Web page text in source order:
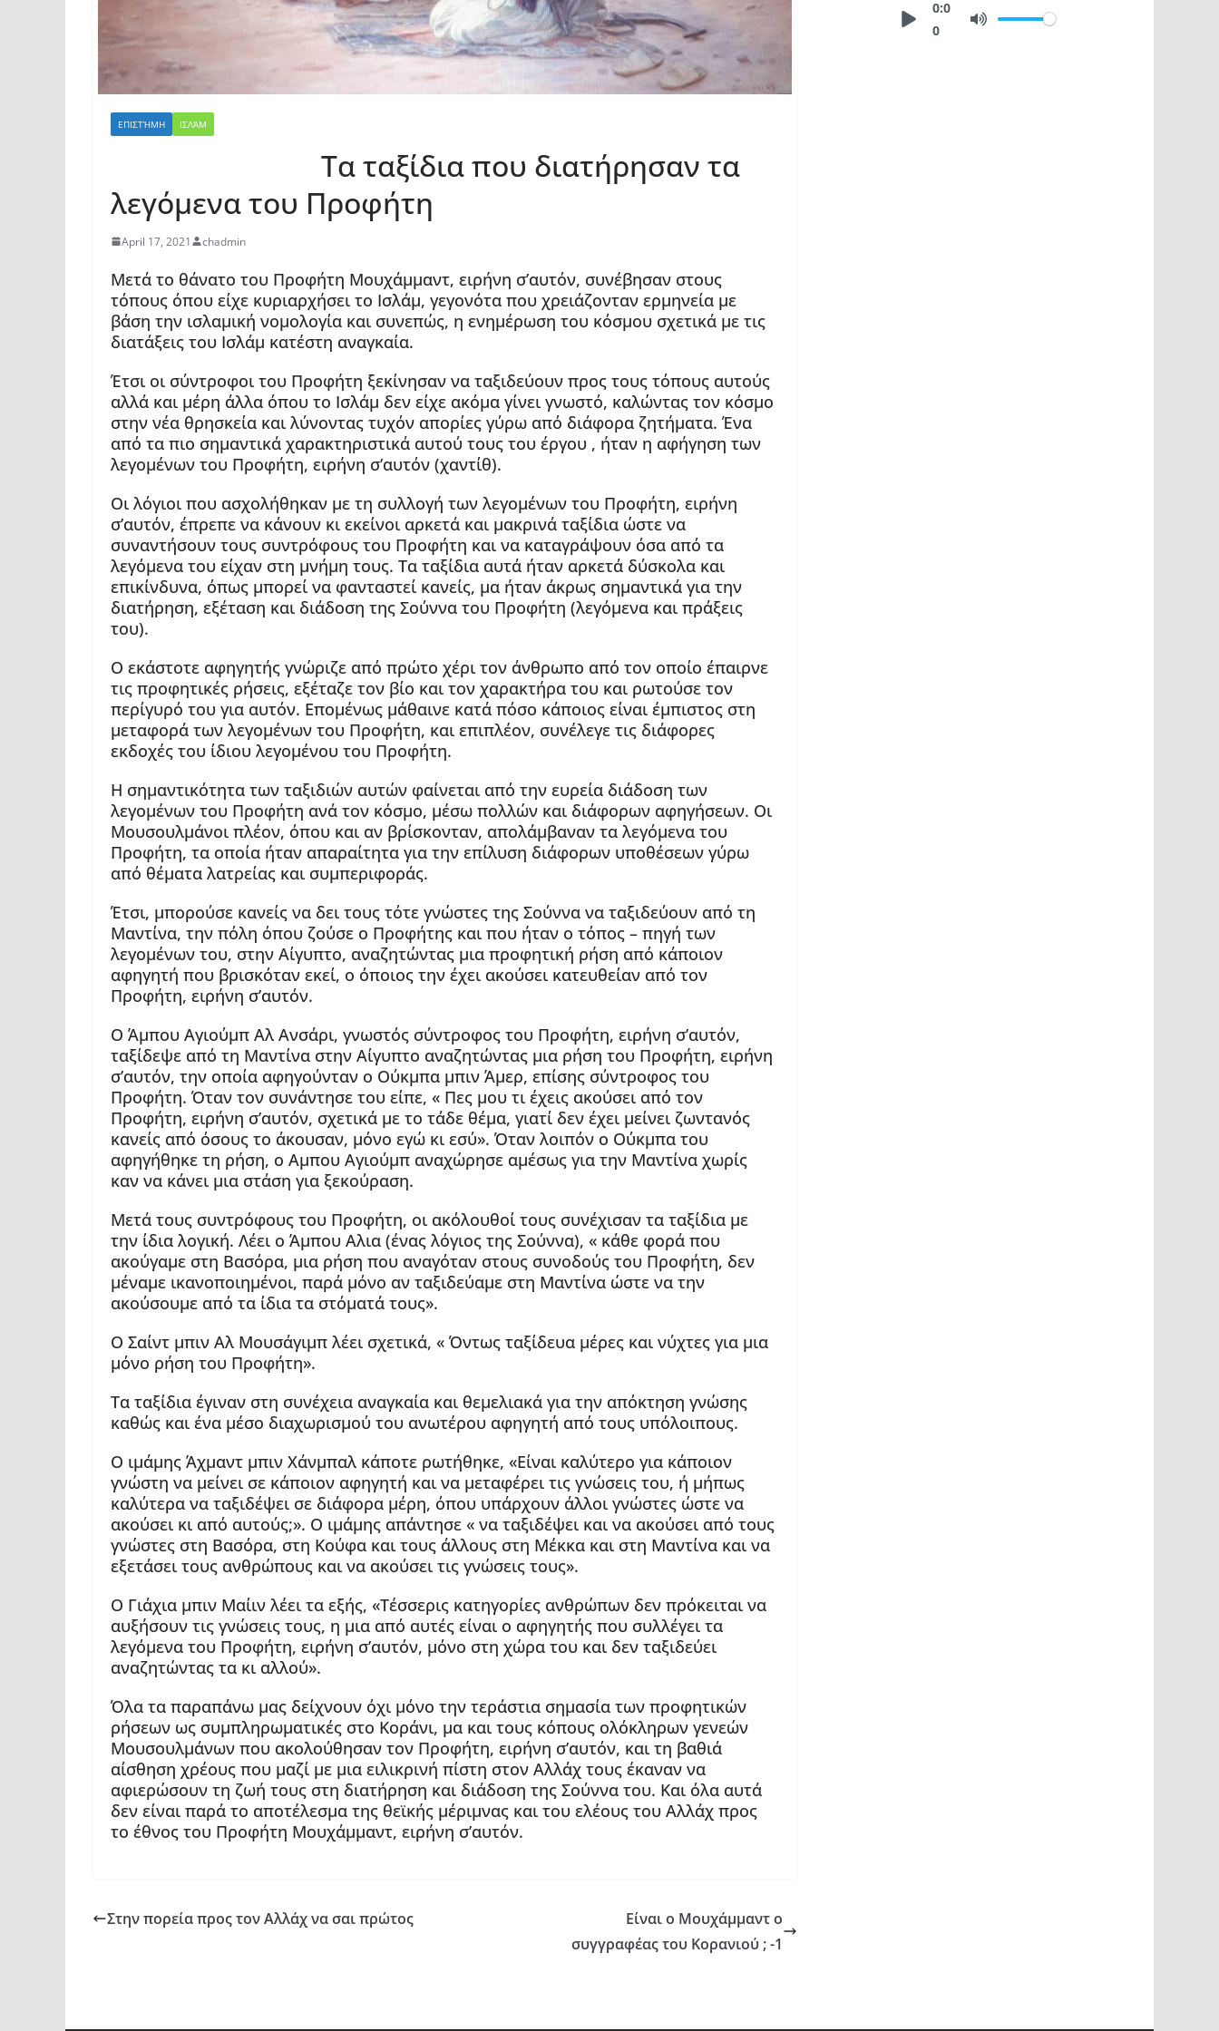
ΕΠΙΣΤΉΜΗ ΙΣΛΆΜ
Τα ταξίδια που διατήρησαν τα
λεγόμενα του Προφήτη
April 17, 2021 chadmin
Μετά το θάνατο του Προφήτη Μουχάμμαντ, ειρήνη σ’αυτόν, συνέβησαν στους
τόπους όπου είχε κυριαρχήσει το Ισλάμ, γεγονότα που χρειάζονταν ερμηνεία με
βάση την ισλαμική νομολογία και συνεπώς, η ενημέρωση του κόσμου σχετικά με τις
διατάξεις του Ισλάμ κατέστη αναγκαία.
Έτσι οι σύντροφοι του Προφήτη ξεκίνησαν να ταξιδεύουν προς τους τόπους αυτούς
αλλά και μέρη άλλα όπου το Ισλάμ δεν είχε ακόμα γίνει γνωστό, καλώντας τον κόσμο
στην νέα θρησκεία και λύνοντας τυχόν απορίες γύρω από διάφορα ζητήματα. Ένα
από τα πιο σημαντικά χαρακτηριστικά αυτού τους του έργου , ήταν η αφήγηση των
λεγομένων του Προφήτη, ειρήνη σ’αυτόν (χαντίθ).
Οι λόγιοι που ασχολήθηκαν με τη συλλογή των λεγομένων του Προφήτη, ειρήνη
σ’αυτόν, έπρεπε να κάνουν κι εκείνοι αρκετά και μακρινά ταξίδια ώστε να
συναντήσουν τους συντρόφους του Προφήτη και να καταγράψουν όσα από τα
λεγόμενα του είχαν στη μνήμη τους. Τα ταξίδια αυτά ήταν αρκετά δύσκολα και
επικίνδυνα, όπως μπορεί να φανταστεί κανείς, μα ήταν άκρως σημαντικά για την
διατήρηση, εξέταση και διάδοση της Σούννα του Προφήτη (λεγόμενα και πράξεις
του).
Ο εκάστοτε αφηγητής γνώριζε από πρώτο χέρι τον άνθρωπο από τον οποίο έπαιρνε
τις προφητικές ρήσεις, εξέταζε τον βίο και τον χαρακτήρα του και ρωτούσε τον
περίγυρό του για αυτόν. Επομένως μάθαινε κατά πόσο κάποιος είναι έμπιστος στη
μεταφορά των λεγομένων του Προφήτη, και επιπλέον, συνέλεγε τις διάφορες
εκδοχές του ίδιου λεγομένου του Προφήτη.
Η σημαντικότητα των ταξιδιών αυτών φαίνεται από την ευρεία διάδοση των
λεγομένων του Προφήτη ανά τον κόσμο, μέσω πολλών και διάφορων αφηγήσεων. Οι
Μουσουλμάνοι πλέον, όπου και αν βρίσκονταν, απολάμβαναν τα λεγόμενα του
Προφήτη, τα οποία ήταν απαραίτητα για την επίλυση διάφορων υποθέσεων γύρω
από θέματα λατρείας και συμπεριφοράς.
Έτσι, μπορούσε κανείς να δει τους τότε γνώστες της Σούννα να ταξιδεύουν από τη
Μαντίνα, την πόλη όπου ζούσε ο Προφήτης και που ήταν ο τόπος – πηγή των
λεγομένων του, στην Αίγυπτο, αναζητώντας μια προφητική ρήση από κάποιον
αφηγητή που βρισκόταν εκεί, ο όποιος την έχει ακούσει κατευθείαν από τον
Προφήτη, ειρήνη σ’αυτόν.
Ο Άμπου Αγιούμπ Αλ Ανσάρι, γνωστός σύντροφος του Προφήτη, ειρήνη σ’αυτόν,
ταξίδεψε από τη Μαντίνα στην Αίγυπτο αναζητώντας μια ρήση του Προφήτη, ειρήνη
σ’αυτόν, την οποία αφηγούνταν ο Ούκμπα μπιν Άμερ, επίσης σύντροφος του
Προφήτη. Όταν τον συνάντησε του είπε, « Πες μου τι έχεις ακούσει από τον
Προφήτη, ειρήνη σ’αυτόν, σχετικά με το τάδε θέμα, γιατί δεν έχει μείνει ζωντανός
κανείς από όσους το άκουσαν, μόνο εγώ κι εσύ». Όταν λοιπόν ο Ούκμπα του
αφηγήθηκε τη ρήση, ο Αμπου Αγιούμπ αναχώρησε αμέσως για την Μαντίνα χωρίς
καν να κάνει μια στάση για ξεκούραση.
Μετά τους συντρόφους του Προφήτη, οι ακόλουθοί τους συνέχισαν τα ταξίδια με
την ίδια λογική. Λέει ο Άμπου Αλια (ένας λόγιος της Σούννα), « κάθε φορά που
ακούγαμε στη Βασόρα, μια ρήση που αναγόταν στους συνοδούς του Προφήτη, δεν
μέναμε ικανοποιημένοι, παρά μόνο αν ταξιδεύαμε στη Μαντίνα ώστε να την
ακούσουμε από τα ίδια τα στόματά τους».
Ο Σαίντ μπιν Αλ Μουσάγιμπ λέει σχετικά, « Όντως ταξίδευα μέρες και νύχτες για μια
μόνο ρήση του Προφήτη».
Τα ταξίδια έγιναν στη συνέχεια αναγκαία και θεμελιακά για την απόκτηση γνώσης
καθώς και ένα μέσο διαχωρισμού του ανωτέρου αφηγητή από τους υπόλοιπους.
Ο ιμάμης Άχμαντ μπιν Χάνμπαλ κάποτε ρωτήθηκε, «Είναι καλύτερο για κάποιον
γνώστη να μείνει σε κάποιον αφηγητή και να μεταφέρει τις γνώσεις του, ή μήπως
καλύτερα να ταξιδέψει σε διάφορα μέρη, όπου υπάρχουν άλλοι γνώστες ώστε να
ακούσει κι από αυτούς;». Ο ιμάμης απάντησε « να ταξιδέψει και να ακούσει από τους
γνώστες στη Βασόρα, στη Κούφα και τους άλλους στη Μέκκα και στη Μαντίνα και να
εξετάσει τους ανθρώπους και να ακούσει τις γνώσεις τους».
Ο Γιάχια μπιν Μαίιν λέει τα εξής, «Τέσσερις κατηγορίες ανθρώπων δεν πρόκειται να
αυξήσουν τις γνώσεις τους, η μια από αυτές είναι ο αφηγητής που συλλέγει τα
λεγόμενα του Προφήτη, ειρήνη σ’αυτόν, μόνο στη χώρα του και δεν ταξιδεύει
αναζητώντας τα κι αλλού».
Όλα τα παραπάνω μας δείχνουν όχι μόνο την τεράστια σημασία των προφητικών
ρήσεων ως συμπληρωματικές στο Κοράνι, μα και τους κόπους ολόκληρων γενεών
Μουσουλμάνων που ακολούθησαν τον Προφήτη, ειρήνη σ’αυτόν, και τη βαθιά
αίσθηση χρέους που μαζί με μια ειλικρινή πίστη στον Αλλάχ τους έκαναν να
αφιερώσουν τη ζωή τους στη διατήρηση και διάδοση της Σούννα του. Και όλα αυτά
δεν είναι παρά το αποτέλεσμα της θεϊκής μέριμνας και του ελέους του Αλλάχ προς
το έθνος του Προφήτη Μουχάμμαντ, ειρήνη σ’αυτόν.
Στην πορεία προς τον Αλλάχ να σαι πρώτος
Είναι ο Μουχάμμαντ o
συγγραφέας του Κορανιού ; -1
0:0
0